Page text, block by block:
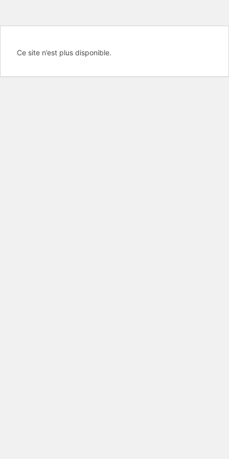
Ce site n’est plus disponible.